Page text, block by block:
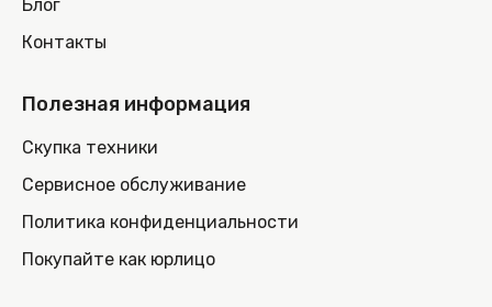
Блог
Контакты
Полезная информация
Скупка техники
Сервисное обслуживание
Политика конфиденциальности
Покупайте как юрлицо